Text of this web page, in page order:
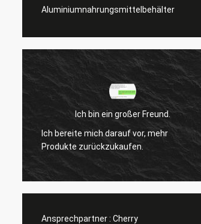
Aluminiumnahrungsmittelbehälter
bin ein großer Freund.
darauf vor, mehr
Ich
Produkte
Ansprechpartner : Cherry